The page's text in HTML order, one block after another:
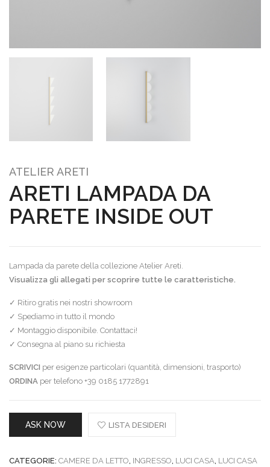
ATELIER ARETI
ARETI LAMPADA DA
PARETE INSIDE OUT
Lampada da parete della collezione Atelier Areti.
Visualizza gli allegati per scoprire tutte le caratteristiche.
✓ Ritiro gratis nei nostri showroom
✓ Spediamo in tutto il mondo
✓ Montaggio disponibile. Contattaci!
✓ Consegna al piano su richiesta
SCRIVICI per esigenze particolari (quantità, dimensioni, trasporto)
ORDINA per telefono +39 0185 1772891
ASK NOW LISTA DESIDERI
CATEGORIE: CAMERE DA LETTO, INGRESSO, LUCI CASA, LUCI CASA